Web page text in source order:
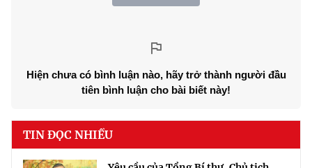
Hiện chưa có bình luận nào, hãy trở thành người đầu
tiên bình luận cho bài biết này!
TIN ĐỌC NHIỀU